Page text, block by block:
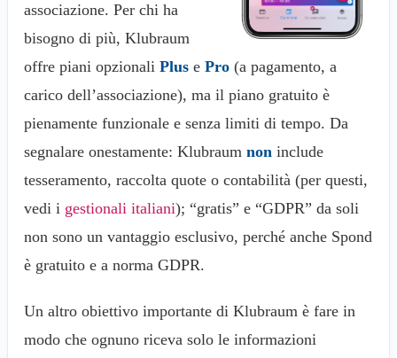
associazione. Per chi ha
bisogno di più, Klubraum
offre piani opzionali Pluse Pro(a pagamento, a
carico dell’associazione), ma il piano gratuito è
pienamente funzionale e senza limiti di tempo. Da
segnalare onestamente: Klubraum noninclude
tesseramento, raccolta quote o contabilità (per questi,
vedi i gestionali italiani); “gratis” e “GDPR” da soli
non sono un vantaggio esclusivo, perché anche Spond
è gratuito e a norma GDPR.
Un altro obiettivo importante di Klubraum è fare in
modo che ognuno riceva solo le informazioni